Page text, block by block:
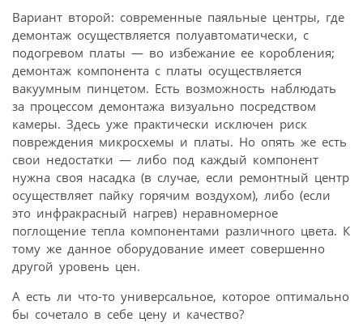
Вариант второй: современные паяльные центры, где
демонтаж осуществляется полуавтоматически, с
подогревом платы — во избежание ее коробления;
демонтаж компонента с платы осуществляется
вакуумным пинцетом. Есть возможность наблюдать
за процессом демонтажа визуально посредством
камеры. Здесь уже практически исключен риск
повреждения микросхемы и платы. Но опять же есть
свои недостатки — либо под каждый компонент
нужна своя насадка (в случае, если ремонтный центр
осуществляет пайку горячим воздухом), либо (если
это инфракрасный нагрев) неравномерное
поглощение тепла компонентами различного цвета. К
тому же данное оборудование имеет совершенно
другой уровень цен.
А есть ли что-то универсальное, которое оптимально
бы сочетало в себе цену и качество?